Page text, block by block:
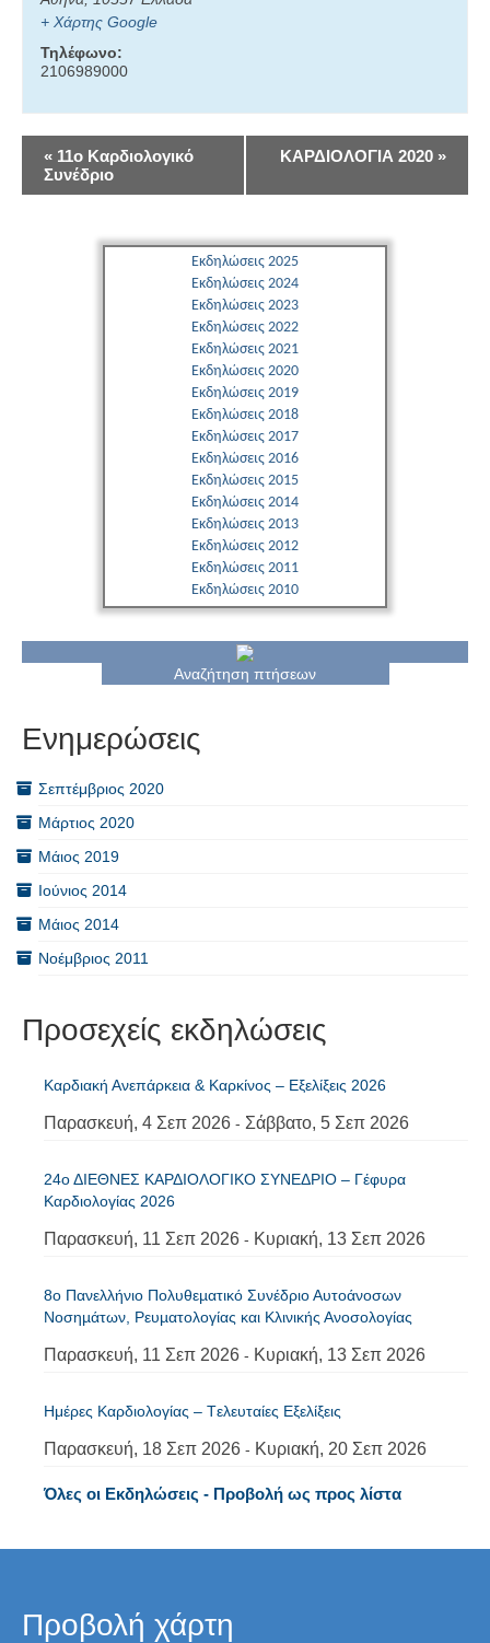
+ Χάρτης Google
Τηλέφωνο:
2106989000
Εκδήλωση
Navigation
« 11ο Καρδιολογικό
Συνέδριο
ΚΑΡΔΙΟΛΟΓΙΑ 2020 »
Εκδηλώσεις 2025
Εκδηλώσεις 2024
Εκδηλώσεις 2023
Εκδηλώσεις 2022
Εκδηλώσεις 2021
Εκδηλώσεις 2020
Εκδηλώσεις 2019
Εκδηλώσεις 2018
Εκδηλώσεις 2017
Εκδηλώσεις 2016
Εκδηλώσεις 2015
Εκδηλώσεις 2014
Εκδηλώσεις 2013
Εκδηλώσεις 2012
Εκδηλώσεις 2011
Εκδηλώσεις 2010
Αναζήτηση πτήσεων
Ενημερώσεις
Σεπτέμβριος 2020
Μάρτιος 2020
Μάιος 2019
Ιούνιος 2014
Μάιος 2014
Νοέμβριος 2011
Προσεχείς εκδηλώσεις
Καρδιακή Ανεπάρκεια & Καρκίνος – Εξελίξεις 2026
Παρασκευή, 4 Σεπ 2026 - Σάββατο, 5 Σεπ 2026
24ο ΔΙΕΘΝΕΣ ΚΑΡΔΙΟΛΟΓΙΚΟ ΣΥΝΕΔΡΙΟ – Γέφυρα
Καρδιολογίας 2026
Παρασκευή, 11 Σεπ 2026 - Κυριακή, 13 Σεπ 2026
8ο Πανελλήνιο Πολυθεµατικό Συνέδριο Αυτοάνοσων
Νοσηµάτων, Ρευµατολογίας και Κλινικής Ανοσολογίας
Παρασκευή, 11 Σεπ 2026 - Κυριακή, 13 Σεπ 2026
Ημέρες Καρδιολογίας – Tελευταίες Εξελίξεις
Παρασκευή, 18 Σεπ 2026 - Κυριακή, 20 Σεπ 2026
Όλες οι Εκδηλώσεις - Προβολή ως προς λίστα
Προβολή χάρτη